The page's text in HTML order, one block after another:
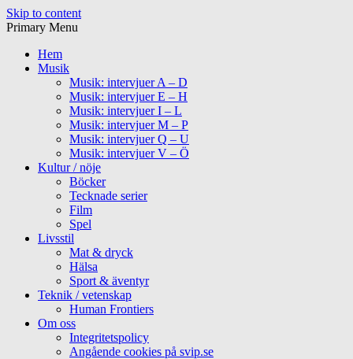
Skip to content
Primary Menu
Hem
Musik
Musik: intervjuer A – D
Musik: intervjuer E – H
Musik: intervjuer I – L
Musik: intervjuer M – P
Musik: intervjuer Q – U
Musik: intervjuer V – Ö
Kultur / nöje
Böcker
Tecknade serier
Film
Spel
Livsstil
Mat & dryck
Hälsa
Sport & äventyr
Teknik / vetenskap
Human Frontiers
Om oss
Integritetspolicy
Angående cookies på svip.se